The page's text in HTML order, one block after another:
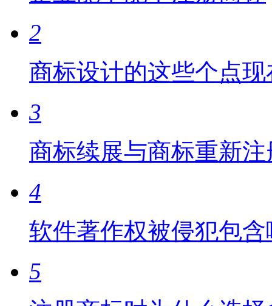
2
商标设计的这些个点
3
商标续展与商标重新
4
软件著作权被侵犯包
5